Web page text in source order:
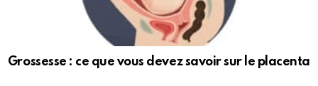
Grossesse : ce que vous devez savoir sur le placenta